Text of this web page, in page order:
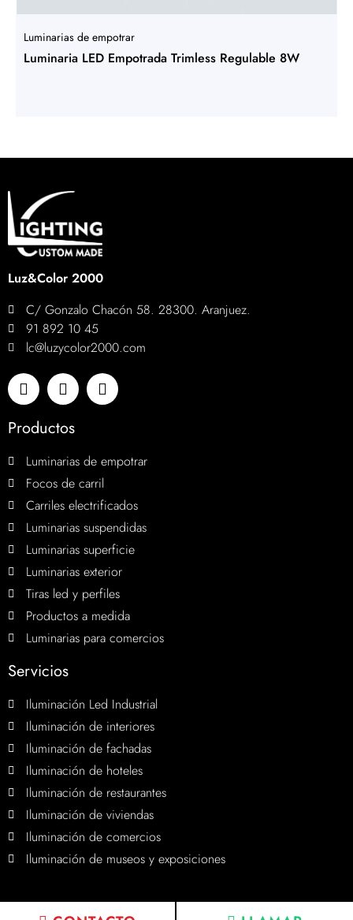
Luminarias de empotrar
Luminaria LED Empotrada Trimless Regulable 8W
Luz&Color 2000
C/ Gonzalo Chacón 58. 28300. Aranjuez.
91 892 10 45
lc@luzycolor2000.com
Productos
Luminarias de empotrar
Focos de carril
Carriles electrificados
Luminarias suspendidas
Luminarias superficie
Luminarias exterior
Tiras led y perfiles
Productos a medida
Luminarias para comercios
Servicios
Iluminación Led Industrial
Iluminación de interiores
Iluminación de fachadas
Iluminación de hoteles
Iluminación de restaurantes
Iluminación de viviendas
Iluminación de comercios
Iluminación de museos y exposiciones